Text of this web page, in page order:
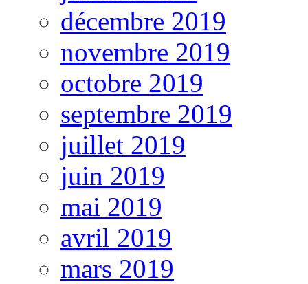
décembre 2019
novembre 2019
octobre 2019
septembre 2019
juillet 2019
juin 2019
mai 2019
avril 2019
mars 2019